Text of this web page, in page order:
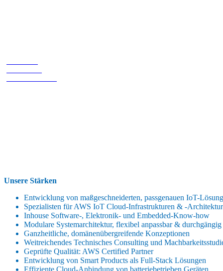
Unsere Stärken
Entwicklung von maßgeschneiderten, passgenauen IoT-
Spezialisten für AWS IoT Cloud-Infrastrukturen & -
Inhouse Software-, Elektronik- und Embedded-Know-how
Modulare Systemarchitektur, flexibel anpassbar &
Ganzheitliche, domänenübergreifende Konzeptionen
Weitreichendes Technisches Consulting und
Geprüfte Qualität: AWS Certified Partner
Entwicklung von Smart Products als Full-Stack Lösungen
Effiziente Cloud-Anbindung von batteriebetrieben Geräten